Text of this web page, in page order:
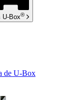
U-Box®
de U-Box